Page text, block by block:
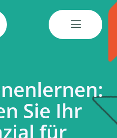
Sie Ihr
für